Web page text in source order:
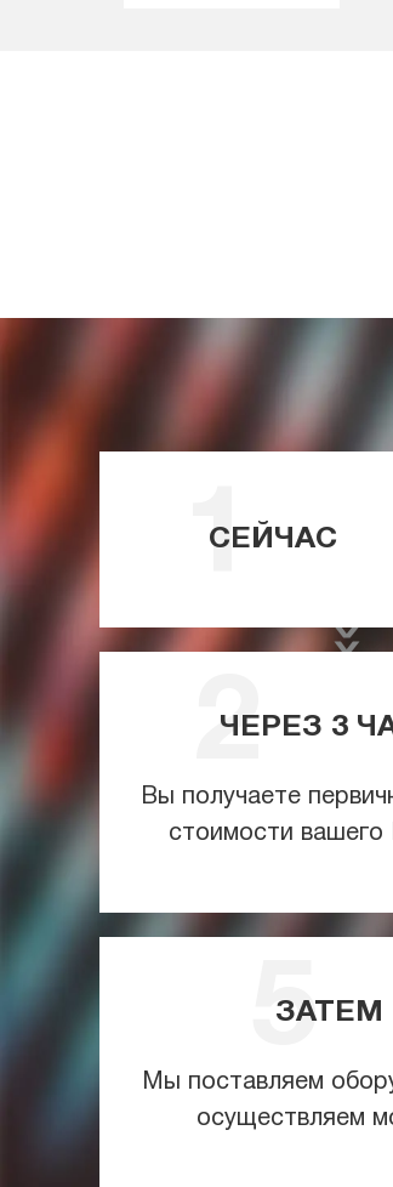
СЕЙЧАС
ЧЕРЕЗ 3
Вы получаете
стоимости вашего
ЗАТЕМ
Мы поставляем
осуществляем